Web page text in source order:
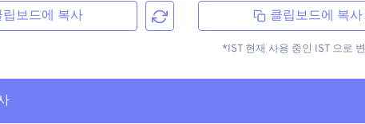
립보드에 복사 클립보드에 복사
*IST 현재 사용 중인 IST 으로